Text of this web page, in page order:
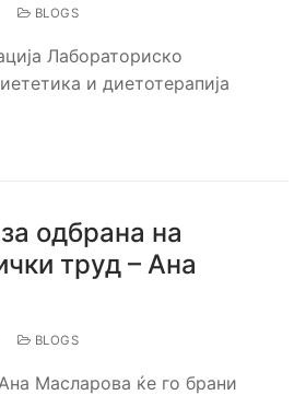
BLOGS
Лабораториско
и диетотерапија
одбрана на
труд – Ана
BLOGS
Масларова ќе го брани